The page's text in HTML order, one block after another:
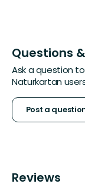
Questions
Ask a question
Naturkartan
Post a
Reviews